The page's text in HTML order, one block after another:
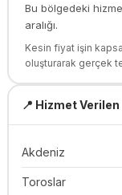
Bu bölgedeki
aralığı.
Kesin fiyat işin
oluşturarak gerçek
📍 Hizmet
Akdeniz
Toroslar